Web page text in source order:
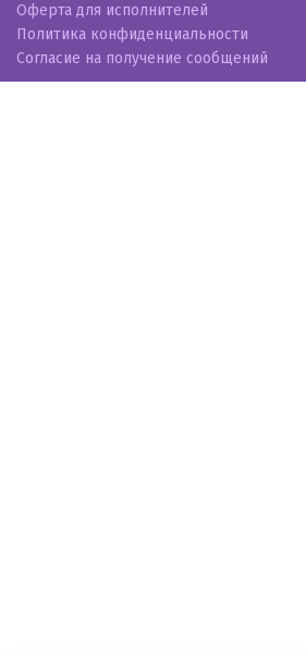
Оферта для исполнителей
Политика конфиденциальности
Согласие на получение сообщений